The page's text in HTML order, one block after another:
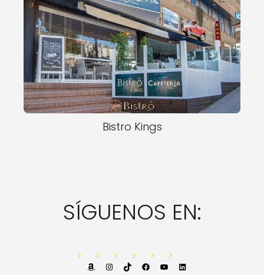
Bistro Kings
SÍGUENOS EN:
AmazonInstagram
TikTok FacebookYouTube